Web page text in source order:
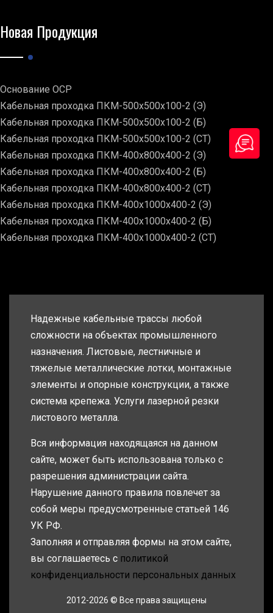
Новая Продукция
Основание ОСР
Кабельная проходка ПКМ-500х500х100-2 (Э)
Кабельная проходка ПКМ-500х500х100-2 (Б)
Кабельная проходка ПКМ-500х500х100-2 (СТ)
Кабельная проходка ПКМ-400х800х400-2 (Э)
Кабельная проходка ПКМ-400х800х400-2 (Б)
Кабельная проходка ПКМ-400х800х400-2 (СТ)
Кабельная проходка ПКМ-400х1000х400-2 (Э)
Кабельная проходка ПКМ-400х1000х400-2 (Б)
Кабельная проходка ПКМ-400х1000х400-2 (СТ)
Надежные кабельные трассы любой
сложности на объектах промышленного
назначения. Листовые, лестничные и
тяжелые металлические лотки, монтажные
элементы и опорные конструкции, а также
система крепежа. Услуги лазерной резки
листового металла.
Вся информация находящаяся на данном
сайте, может быть использована только с
разрешения администрации сайта.
Нарушение данного правила повлечет за
собой меры предусмотренные статьей 146
УК РФ.
Заполняя и отправляя формы на этом сайте,
вы соглашаетесь с политикой
конфиденциальности персональных данных
2012-2026 © Все права защищены